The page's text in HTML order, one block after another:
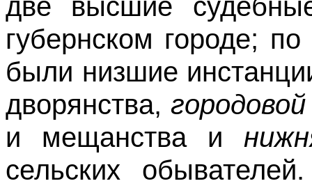
губернском городе;
были низшие
дворянства,
и мещанства и
сельских